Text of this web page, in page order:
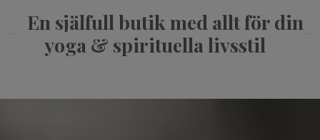
En själfull butik med allt för din
yoga & spirituella livsstil